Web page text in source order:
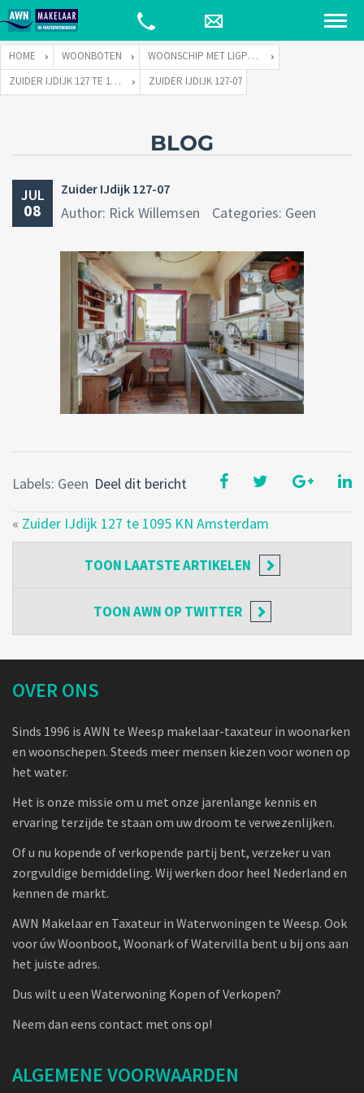
HOME WOONBOTEN
WOONSCHIP MET LIGPLAATS
ZUIDER IJDIJK 127 TE 1095 KN AMSTERDAM
ZUIDER IJDIJK 127-07
BLOG
JUL
08
Zuider IJdijk 127-07
Author: Rick Willemsen Categories: Geen
Deel dit bericht
Labels: Geen
« Zuider IJdijk 127 te 1095 KN Amsterdam
TOON LAATSTE ARTIKELEN
TOONAWN OP TWITTER
OVER ONS
Sinds 1996 is AWN te Weesp makelaar-taxateur in woonarken
en woonschepen. Steeds meer mensen kiezen voor wonen op
het water.
Het is onze missie om u met onze jarenlange kennis en
ervaring terzijde te staan om uw droom te verwezenlijken.
Of u nu kopende of verkopende partij bent, verzeker u van
zorgvuldige bemiddeling. Wij werken door heel Nederland en
kennen de markt.
AWN Makelaar en Taxateur in Waterwoningen te Weesp. Ook
voor úw Woonboot, Woonark of Watervilla bent u bij ons aan
het juiste adres.
Dus wilt u een Waterwoning Kopen of Verkopen?
Neem dan eens contact met ons op!
ALGEMENE VOORWAARDEN